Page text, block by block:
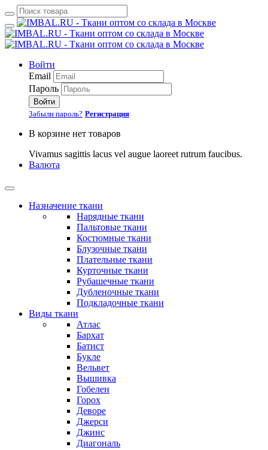
Войти
Email
Пароль
Войти
Забыли пароль? Регистрация
В корзине нет товаров
Vivamus sagittis lacus vel augue laoreet rutrum faucibus.
Валюта
Назначение ткани
Нарядные ткани
Пальтовые ткани
Костюмные ткани
Блузочные ткани
Плательные ткани
Курточные ткани
Рубашечные ткани
Дубленочные ткани
Подкладочные ткани
Виды ткани
Атлас
Бархат
Батист
Букле
Вельвет
Вышивка
Гобелен
Горох
Деворе
Джерси
Джинс
Диагональ